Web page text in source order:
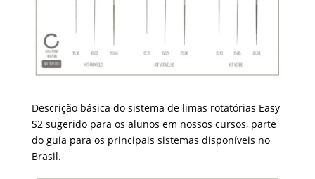
Descrição básica do sistema de limas rotatórias Easy
S2 sugerido para os alunos em nossos cursos, parte
do guia para os principais sistemas disponíveis no
Brasil.